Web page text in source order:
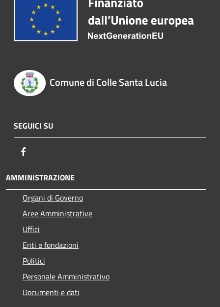
Comune di Colle Santa Lucia
SEGUICI SU
AMMINISTRAZIONE
Organi di Governo
Aree Amministrative
Uffici
Enti e fondazioni
Politici
Personale Amministrativo
Documenti e dati